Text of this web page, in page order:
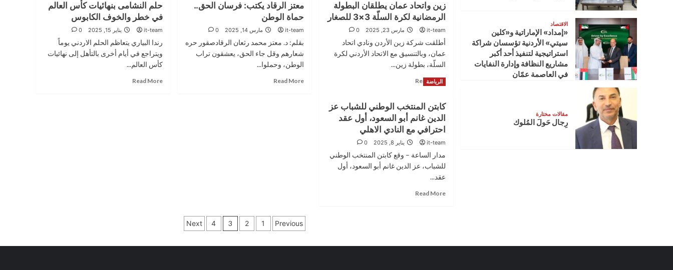
العراقية
لكأس
العالم
الاتحاد
الأردني
للكيك
بوكسينغ
يعلن
عن
موعد
للبطولة
خلف
نشميات
السلة
في
مواجهة
ايران
اليوم
تقرر
تشكيل
اللجنة
المؤقتة
لرئاسة
النادي
زين واتحاد عمان يطلقان البطولة
الرمضانية لكرة السلّة 3×3 للصغار
it-team مارس 23, 2025 0
أطلقت شركة زين الأردن ونادي اتحاد
عمان، وبالتنسيق مع الاتحاد الأردني لكرة
السلّة، بطولة زين...
Read More
زين
واتحاد
عمان
يطلقان
البطولة
الرمضانية
لكرة
معتز الرقاد يكتب: فرسان الحق..
حماة الوطن
it-team مارس 14, 2025 0
بقلم: د. معتز محمد رثعان الرقادصقور حره
شعارهم وقل جاء الحق، يعشقون تراب
الوطن، وحملوا...
Read More
Read
حلم النشامى بنهائيات كأس العالم
في خطر والخوف الكابوس
it-team يناير 15, 2025 0
رندا البياري يتعاظم الحلم الاردني يوماً
ويتراجع في أيام أخرى بالتأهل إلى نهائيات
كأس العالم...
Read More الرياضة
كابتن المنتخب الوطني للشباب عز
الدين غانم أبو السعود، أول عقد
احترافي مع النادي الاهلي
it-team يناير 8, 2025 0
مدار الساعة – وقع كابتن المنتخب الوطني
للشباب، عز الدين غانم أبو السعود، أول
عقد...
Read More
تعدد
Previous
1
2
3
4
Next
الاقتصاد
«إمداد» الإماراتية و«كلين
سيتي» الأردنية تؤسسان شراكة
استراتيجية لتنفيذ أحد أكبر
مشاريع النظافة وإدارة النفايات
في العاصمة عمّان
مقالات مختارة
رِجال حَولَ المُلوك